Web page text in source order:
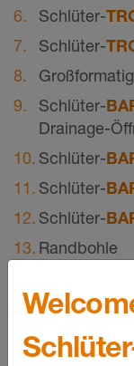
Schlüter-
Schlüter-
Schlüter-
Drainage-
Schlüter-
Schlüter-
Schlüter-
Randbohle